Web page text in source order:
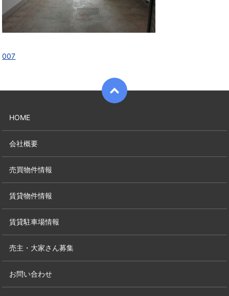
007
HOME
会社概要
売買物件情報
賃貸物件情報
賃貸駐車場情報
売主・大家さん募集
お問い合わせ